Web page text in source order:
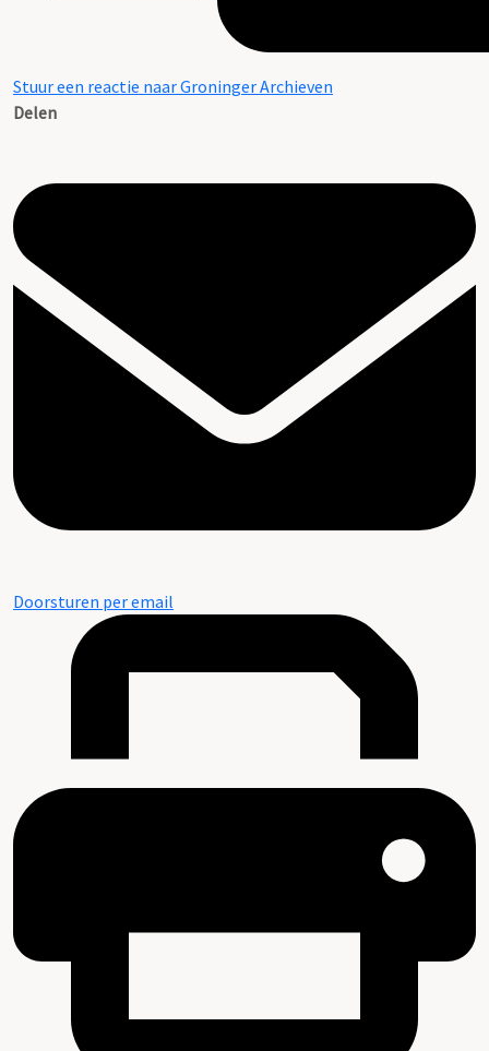
Stuur een reactie naar Groninger Archieven
Delen
Doorsturen per email